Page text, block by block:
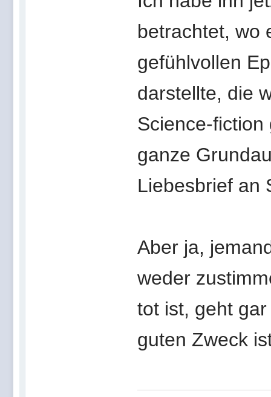
betrachtet, wo
gefühlvollen
darstellte, die
Science-
ganze
Liebesbrief an
Aber ja,
weder
tot ist, geht
guten Zweck